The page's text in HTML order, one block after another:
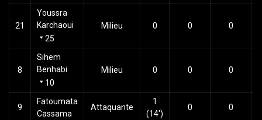
21
Youssra
Karchaoui
25
Milieu 0 0 0
8
Sihem
Benhabi
10
Milieu 0 0 0
9
Fatoumata
Cassama
Attaquante
1
(14')
0 0